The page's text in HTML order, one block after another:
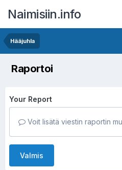
Naimisiin.info
Hääjuhla
Raportoi
Your Report
Voit lisätä viestin raportin
Valmis